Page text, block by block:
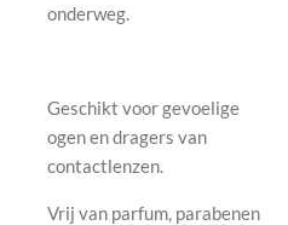
onderweg.
Geschikt voor gevoelige
ogen en dragers van
contactlenzen.
Vrij van parfum, parabenen